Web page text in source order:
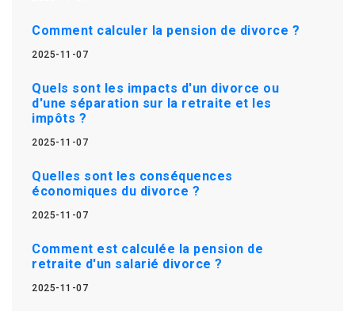
Comment calculer la pension de divorce ?
2025-11-07
Quels sont les impacts d'un divorce ou
d'une séparation sur la retraite et les
impôts ?
2025-11-07
Quelles sont les conséquences
économiques du divorce ?
2025-11-07
Comment est calculée la pension de
retraite d'un salarié divorce ?
2025-11-07